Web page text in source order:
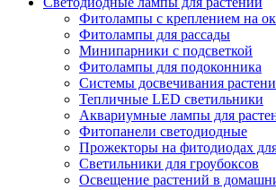
Фитолампы с креплением на
Фитолампы для рассады
Минипарники с подсветкой
Фитолампы для подоконника
Системы досвечивания
Тепличные LED светильники
Аквариумные лампы для
Фитопанели светодиодные
Прожекторы на фитодиодах
Светильники для гроубоксов
Освещение растений в